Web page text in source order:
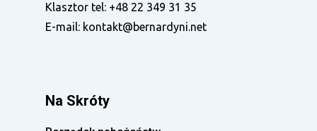
Klasztor tel: +48 22 349 31 35
E-mail: kontakt@bernardyni.net
Na Skróty